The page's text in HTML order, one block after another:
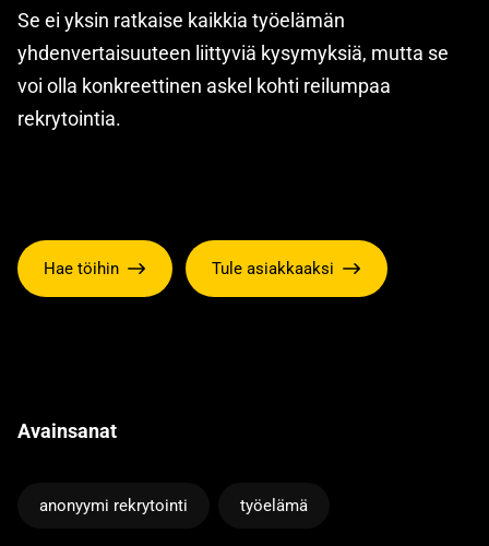
Se ei yksin ratkaise kaikkia työelämän
yhdenvertaisuuteen liittyviä kysymyksiä, mutta se
voi olla konkreettinen askel kohti reilumpaa
rekrytointia.
Hae töihin Tule asiakkaaksi
Avainsanat
anonyymi rekrytointi työelämä